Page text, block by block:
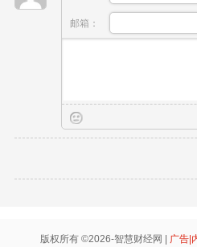
邮箱：
版权所有 ©2026-智慧财经网 | 广告|